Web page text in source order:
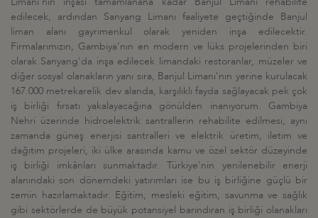
edilecek, ardından Sanyang Limanı faaliyete geçtiğinde Banjul
liman alanı gayrimenkul olarak yeniden inşa edilecektir.
Firmalarımızın, Gambiya'nın en modern ve lüks projelerinden biri
olarak Sanyang'da inşa edilecek limandaki restoranlar, müzeler ve
diğer sosyal olanakların yanı sıra, Banjul Limanı'nın yerine kurulacak
167.000 metrekarelik dev alanda, karşılıklı fayda sağlayacak pek çok
iş birliği fırsatı yakalayacağına gönülden inanıyorum. Gambiya
Nehri üzerinde hidroelektrik santrallerin rehabilite edilmesi, aynı
zamanda güneş enerjisi santralleri ve elektrik üretim, iletim ve
dağıtım projeleri, iki ülke arasında kamu ve özel sektör düzeyinde
iş birliği imkânları sunmaktadır. Türkiye'nin yenilenebilir enerji
alanındaki son dönemdeki yatırımları ise bu iş birliğine güçlü bir
zemin hazırlamaktadır. Eğitim, mesleki eğitim, savunma ve sağlık
gibi sektörlerde de büyük potansiyel barındıran iş birliği olanakları